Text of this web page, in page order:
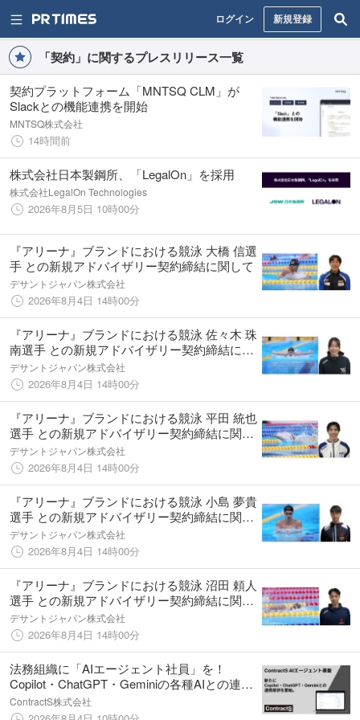
ログイン 新規登録
「契約」に関するプレスリリース一覧
契約プラットフォーム「MNTSQ CLM」が
Slackとの機能連携を開始
MNTSQ株式会社
14時間前
株式会社日本製鋼所、「LegalOn」を採用
株式会社LegalOn Technologies
2026年8月5日 10時00分
『アリーナ』ブランドにおける競泳 大橋 信選
手 との新規アドバイザリー契約締結に関して
デサントジャパン株式会社
2026年8月4日 14時00分
『アリーナ』ブランドにおける競泳 佐々木 珠
南選手 との新規アドバイザリー契約締結に関
して
デサントジャパン株式会社
2026年8月4日 14時00分
『アリーナ』ブランドにおける競泳 平田 統也
選手 との新規アドバイザリー契約締結に関し
て
デサントジャパン株式会社
2026年8月4日 14時00分
『アリーナ』ブランドにおける競泳 小島 夢貴
選手 との新規アドバイザリー契約締結に関し
て
デサントジャパン株式会社
2026年8月4日 14時00分
『アリーナ』ブランドにおける競泳 沼田 頼人
選手 との新規アドバイザリー契約締結に関し
て
デサントジャパン株式会社
2026年8月4日 14時00分
法務組織に「AIエージェント社員」を！
Copilot・ChatGPT・Geminiの各種AIとの連携
（MCPサーバー）を開始。
ContractS株式会社